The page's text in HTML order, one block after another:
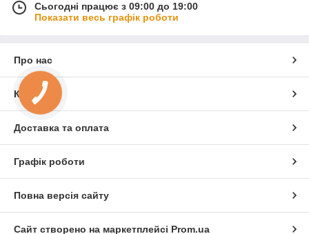
Сьогодні працює з 09:00 до 19:00
Показати весь графік роботи
Про нас
Контакти
Доставка та оплата
Графік роботи
Повна версія сайту
Сайт створено на маркетплейсі Prom.ua